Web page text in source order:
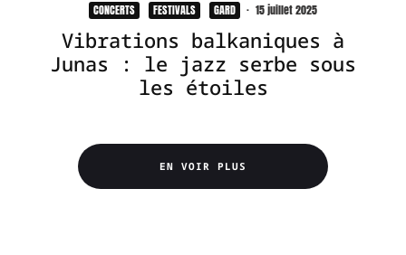
CONCERTS FESTIVALS GARD · 15 juillet 2025
Vibrations balkaniques à
Junas : le jazz serbe sous
les étoiles
EN VOIR PLUS